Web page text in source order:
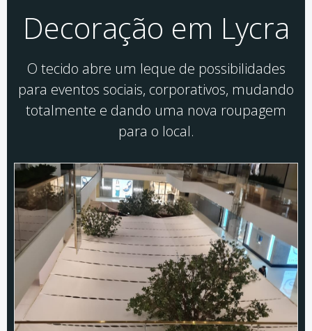
Decoração em Lycra
O tecido abre um leque de possibilidades
para eventos sociais, corporativos, mudando
totalmente e dando uma nova roupagem
para o local.